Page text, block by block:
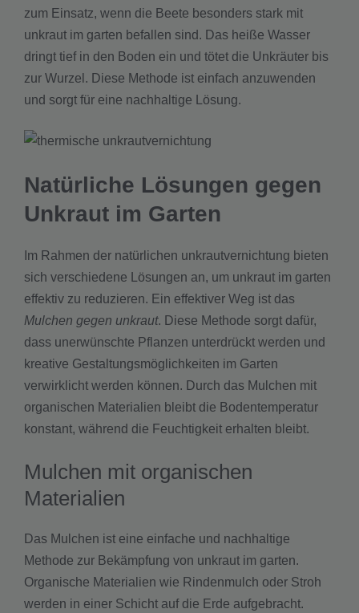
zum Einsatz, wenn die Beete besonders stark mit
unkraut im garten befallen sind. Das heiße Wasser
dringt tief in den Boden ein und tötet die Unkräuter bis
zur Wurzel. Diese Methode ist einfach anzuwenden
und sorgt für eine nachhaltige Lösung.
Natürliche Lösungen gegen
Unkraut im Garten
Im Rahmen der natürlichen unkrautvernichtung bieten
sich verschiedene Lösungen an, um unkraut im garten
effektiv zu reduzieren. Ein effektiver Weg ist das
Mulchen gegen unkraut. Diese Methode sorgt dafür,
dass unerwünschte Pflanzen unterdrückt werden und
kreative Gestaltungsmöglichkeiten im Garten
verwirklicht werden können. Durch das Mulchen mit
organischen Materialien bleibt die Bodentemperatur
konstant, während die Feuchtigkeit erhalten bleibt.
Mulchen mit organischen
Materialien
Das Mulchen ist eine einfache und nachhaltige
Methode zur Bekämpfung von unkraut im garten.
Organische Materialien wie Rindenmulch oder Stroh
werden in einer Schicht auf die Erde aufgebracht.